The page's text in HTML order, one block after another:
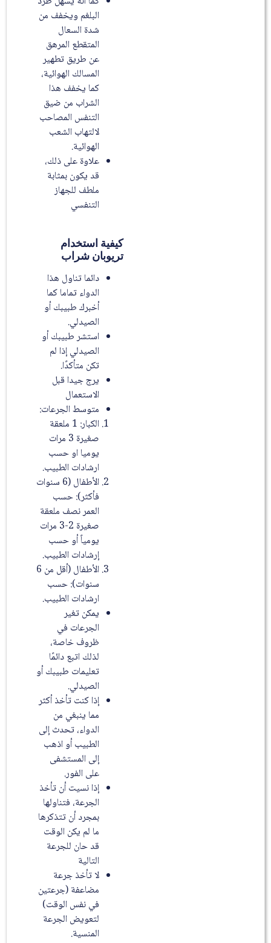
البلغم ويخفف من
شدة السعال
المتقطع المرهق
عن طريق تطهير
المسالك الهوائية،
كما يخفف هذا
الشراب من ضيق
التنفس المصاحب
لالتهاب الشعب
الهوائية.
علاوة على ذلك،
قد يكون بمثابة
ملطف للجهاز
التنفسي
كيفية استخدام
تريوبان شراب
دائما تناول هذا
الدواء تماما كما
أخبرك طبيبك أو
الصيدلي.
استشر طبيبك أو
الصيدلي إذا لم
تكن متأكدًا.
يرج جيدا قبل
الاستعمال
متوسط الجرعات:
الكبار: 1 ملعقة
صغيرة 3 مرات
يوميا او حسب
ارشادات الطبيب.
الأطفال (6 سنوات
فأكثر): حسب
العمر نصف ملعقة
صغيرة 2-3 مرات
يومياً أو حسب
إرشادات الطبيب.
الأطفال (أقل من 6
سنوات): حسب
ارشادات الطبيب.
يمكن تغير
الجرعات في
ظروف خاصة،
لذلك اتبع دائمًا
تعليمات طبيبك أو
الصيدلي.
إذا كنت تأخذ أكثر
مما ينبغي من
الدواء، تحدث إلى
الطبيب أو اذهب
إلى المستشفى
على الفور.
إذا نسيت أن تأخذ
الجرعة، فتناولها
بمجرد أن تتذكرها
ما لم يكن الوقت
قد حان للجرعة
التالية
لا تأخذ جرعة
مضاعفة (جرعتين
في نفس الوقت)
لتعويض الجرعة
المنسية.